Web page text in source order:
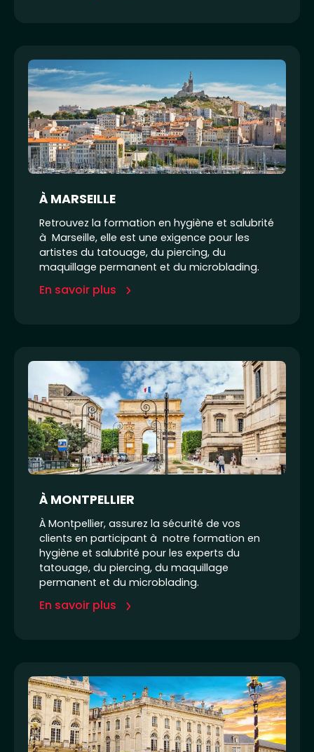
À MARSEILLE
Retrouvez la formation en hygiène et salubrité
à Marseille, elle est une exigence pour les
artistes du tatouage, du piercing, du
maquillage permanent et du microblading.
En savoir plus
À MONTPELLIER
À Montpellier, assurez la sécurité de vos
clients en participant à notre formation en
hygiène et salubrité pour les experts du
tatouage, du piercing, du maquillage
permanent et du microblading.
En savoir plus